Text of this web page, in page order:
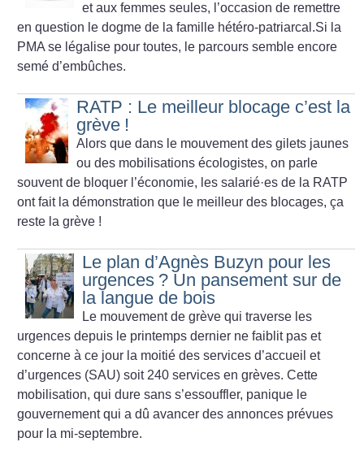
et aux femmes seules, l’occasion de remettre
en question le dogme de la famille hétéro-patriarcal.Si la
PMA se légalise pour toutes, le parcours semble encore
semé d’embûches.
RATP : Le meilleur blocage c’est la
grève !
Alors que dans le mouvement des gilets jaunes
ou des mobilisations écologistes, on parle
souvent de bloquer l’économie, les salarié·es de la RATP
ont fait la démonstration que le meilleur des blocages, ça
reste la grève !
Le plan d’Agnès Buzyn pour les
urgences ? Un pansement sur de
la langue de bois
Le mouvement de grève qui traverse les
urgences depuis le printemps dernier ne faiblit pas et
concerne à ce jour la moitié des services d’accueil et
d’urgences (SAU) soit 240 services en grèves. Cette
mobilisation, qui dure sans s’essouffler, panique le
gouvernement qui a dû avancer des annonces prévues
pour la mi-septembre.